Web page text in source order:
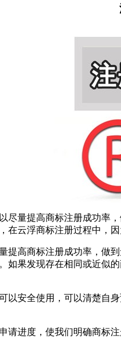
尽量提高商标注册成功率
在云浮商标注册过程中，
高商标注册成功率，做
如果发现存在相同或近似
以安全使用，可以清楚自
请进度，使我们明确商标